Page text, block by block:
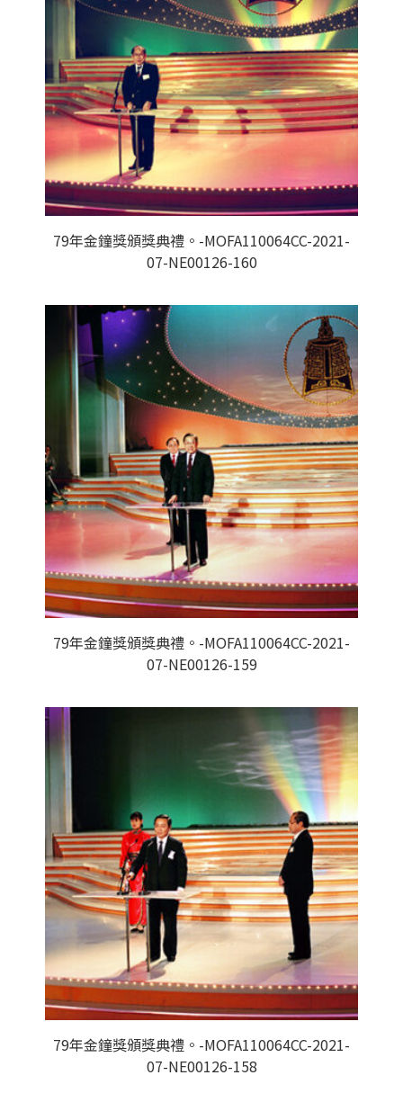
79年金鐘獎頒獎典禮。-MOFA110064CC-2021-
07-NE00126-160
79年金鐘獎頒獎典禮。-MOFA110064CC-2021-
07-NE00126-159
79年金鐘獎頒獎典禮。-MOFA110064CC-2021-
07-NE00126-158